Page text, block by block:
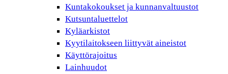
Kuntakokoukset ja kunnanvaltuustot
Kutsuntaluettelot
Kyläarkistot
Kyytilaitokseen liittyvät aineistot
Käyttörajoitus
Lainhuudot